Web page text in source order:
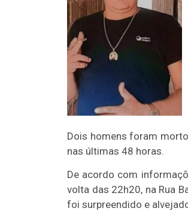
Dois homens foram
nas últimas 48 horas.
De acordo com
volta das 22h20, na Rua
foi surpreendido e